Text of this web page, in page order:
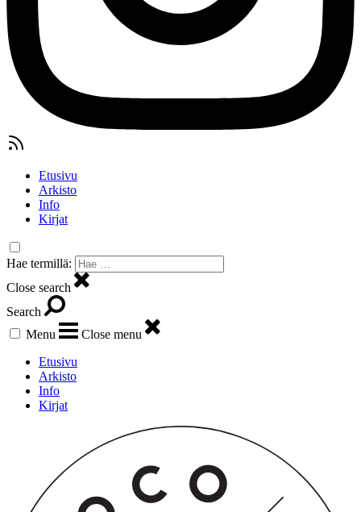
Etusivu
Arkisto
Info
Kirjat
Hae termillä:
Close search
Search
Menu
Close menu
Etusivu
Arkisto
Info
Kirjat